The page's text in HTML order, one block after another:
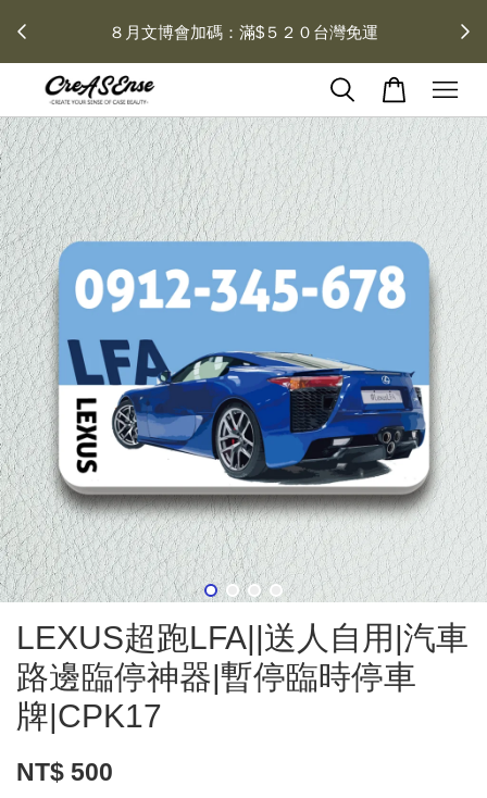
８月文博會加碼：滿$５２０台灣免運
LEXUS超跑LFA||送人自用|汽車
路邊臨停神器|暫停臨時停車
牌|CPK17
NT$ 500